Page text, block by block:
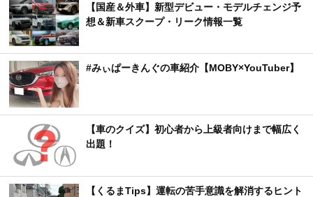
【国産＆外車】新型デビュー・モデルチェンジ予
想＆新車スクープ・リーク情報一覧
#みぃぱーきんぐの車紹介【MOBY×YouTuber】
【車のクイズ】初心者から上級者向けまで幅広く
出題！
【くるまTips】運転の苦手意識を解消するヒント